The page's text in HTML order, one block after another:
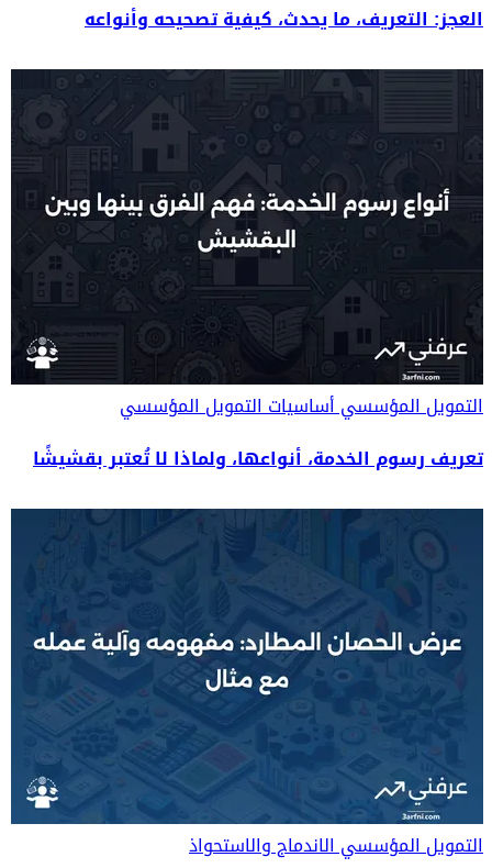
العجز: التعريف، ما يحدث، كيفية تصحيحه وأنواعه
التمويل المؤسسيأساسيات التمويل المؤسسي
تعريف رسوم الخدمة، أنواعها، ولماذا لا تُعتبر بقشيشًا
التمويل المؤسسيالاندماج والاستحواذ